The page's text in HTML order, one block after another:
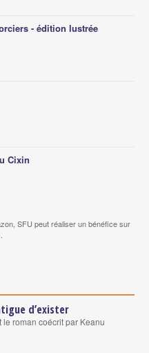
- édition lustrée
Cixin
SFU peut réaliser un bénéfice sur
d’exister
roman coécrit par Keanu